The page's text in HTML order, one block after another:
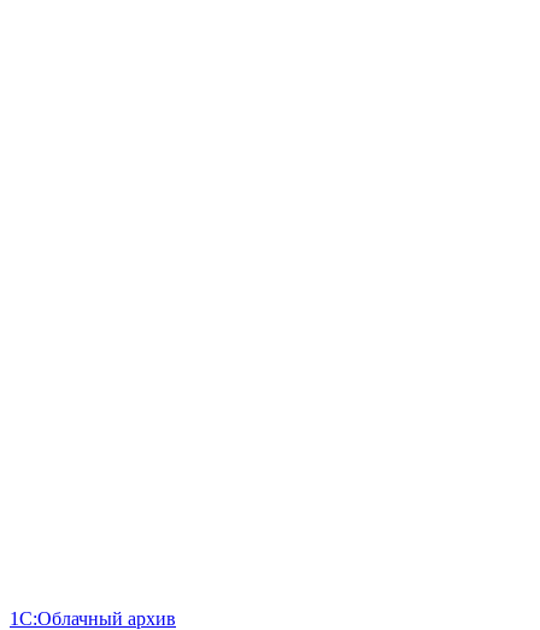
1С:Облачный архив